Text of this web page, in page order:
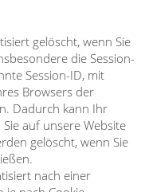
gelöscht, wenn Sie
die Session-
Session-ID, mit
Browsers der
Dadurch kann Ihr
auf unsere Website
gelöscht, wenn Sie
nach einer